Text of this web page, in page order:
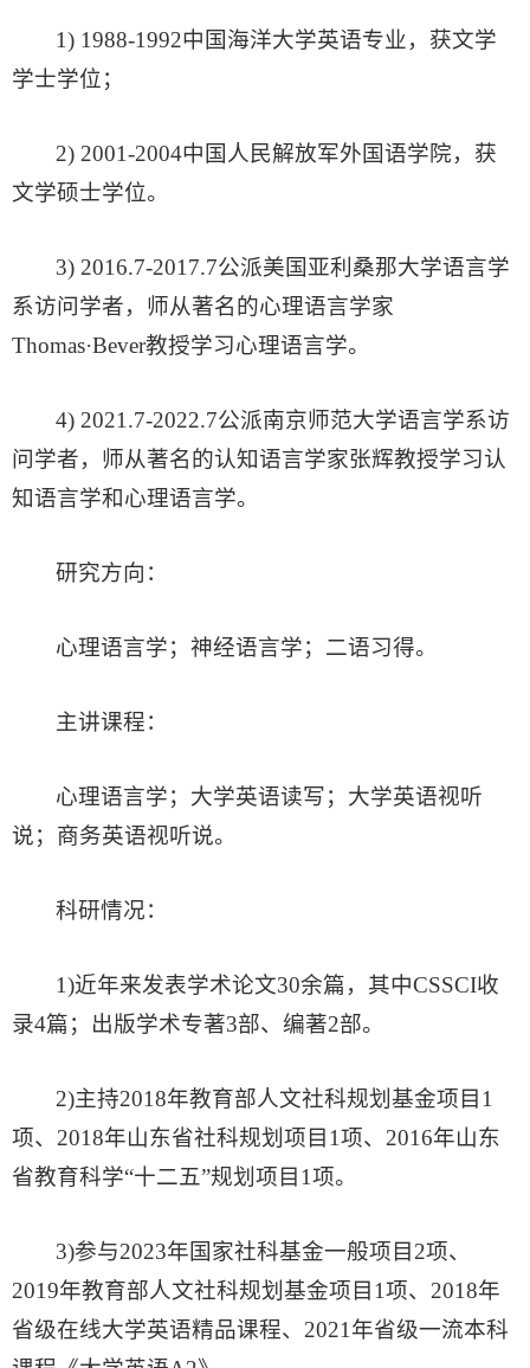
1) 1988-1992中国海洋大学英语专业，获文学
学士学位；
2) 2001-2004中国人民解放军外国语学院，获
文学硕士学位。
3) 2016.7-2017.7公派美国亚利桑那大学语言学
系访问学者，师从著名的心理语言学家
Thomas·Bever教授学习心理语言学。
4) 2021.7-2022.7公派南京师范大学语言学系访
问学者，师从著名的认知语言学家张辉教授学习认
知语言学和心理语言学。
研究方向：
心理语言学；神经语言学；二语习得。
主讲课程：
心理语言学；大学英语读写；大学英语视听
说；商务英语视听说。
科研情况：
1)近年来发表学术论文30余篇，其中CSSCI收
录4篇；出版学术专著3部、编著2部。
2)主持2018年教育部人文社科规划基金项目1
项、2018年山东省社科规划项目1项、2016年山东
省教育科学“十二五”规划项目1项。
3)参与2023年国家社科基金一般项目2项、
2019年教育部人文社科规划基金项目1项、2018年
省级在线大学英语精品课程、2021年省级一流本科